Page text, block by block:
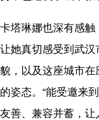
卡塔琳娜也深有感触
让她真切感受到武
貌，以及这座城市
的姿态。“能受邀来
友善、兼容并蓄，让